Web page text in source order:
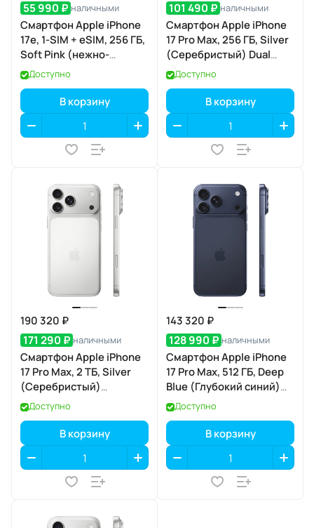
55 990 ₽ наличными
Смартфон Apple iPhone
17e, 1-SIM + eSIM, 256 ГБ,
Soft Pink (нежно-
розовый)
Доступно
В корзину
101 490 ₽ наличными
Смартфон Apple iPhone
17 Pro Max, 256 ГБ, Silver
(Серебристый) Dual
eSIM
Доступно
В корзину
190 320 ₽
171 290 ₽ наличными
Смартфон Apple iPhone
17 Pro Max, 2 ТБ, Silver
(Серебристый)
SIM+eSIM
Доступно
В корзину
143 320 ₽
128 990 ₽ наличными
Смартфон Apple iPhone
17 Pro Max, 512 ГБ, Deep
Blue (Глубокий синий)
SIM+eSIM
Доступно
В корзину